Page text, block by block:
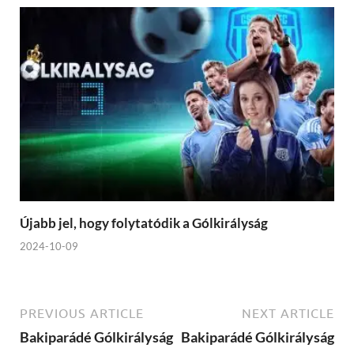
Újabb jel, hogy folytatódik a Gólkirályság
2024-10-09
PREVIOUS ARTICLE
Bakiparádé Gólkirályság
NEXT ARTICLE
Bakiparádé Gólkirályság